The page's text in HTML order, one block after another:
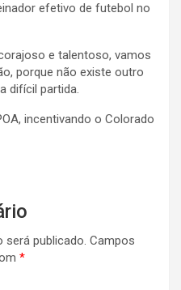
efetivo de futebol no
e talentoso, vamos
porque não existe outro
difícil partida.
incentivando o Colorado
será publicado. Campos
*